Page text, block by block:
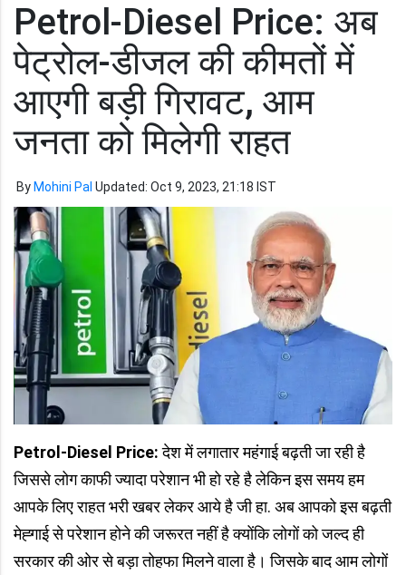
Petrol-Diesel Price: अब
पेट्रोल-डीजल की कीमतों में
आएगी बड़ी गिरावट, आम
जनता को मिलेगी राहत
By Mohini Pal Updated: Oct 9, 2023, 21:18 IST
Petrol-Diesel Price:देश में लगातार महंगाई बढ़ती जा रही है
जिससे लोग काफी ज्यादा परेशान भी हो रहे है लेकिन इस समय हम
आपके लिए राहत भरी खबर लेकर आये है जी हा. अब आपको इस बढ़ती
मेह्गाई से परेशान होने की जरूरत नहीं है क्योंकि लोगों को जल्द ही
सरकार की ओर से बड़ा तोहफा मिलने वाला है। जिसके बाद आम लोगों